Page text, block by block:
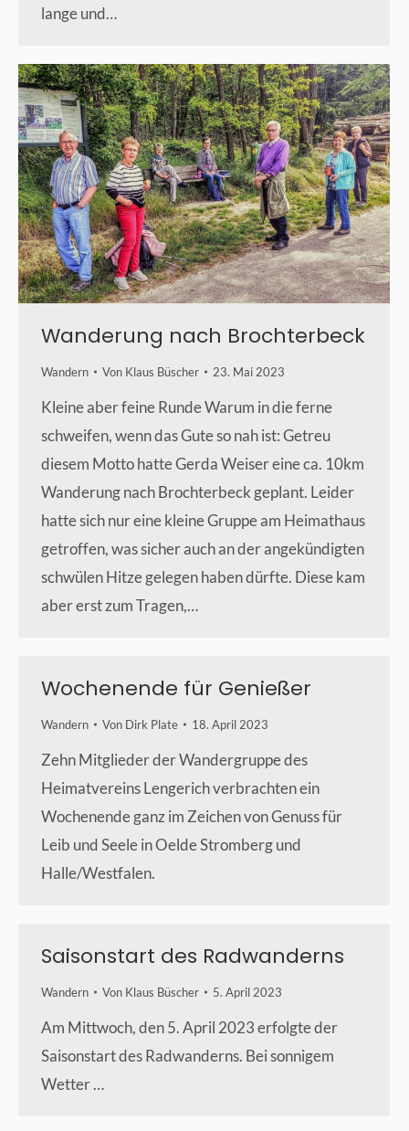
lange und…
Wanderung nach Brochterbeck
Wandern Von Klaus Büscher 23. Mai 2023
Kleine aber feine Runde Warum in die ferne
schweifen, wenn das Gute so nah ist: Getreu
diesem Motto hatte Gerda Weiser eine ca. 10km
Wanderung nach Brochterbeck geplant. Leider
hatte sich nur eine kleine Gruppe am Heimathaus
getroffen, was sicher auch an der angekündigten
schwülen Hitze gelegen haben dürfte. Diese kam
aber erst zum Tragen,…
Wochenende für Genießer
Wandern Von Dirk Plate 18. April 2023
Zehn Mitglieder der Wandergruppe des
Heimatvereins Lengerich verbrachten ein
Wochenende ganz im Zeichen von Genuss für
Leib und Seele in Oelde Stromberg und
Halle/Westfalen.
Saisonstart des Radwanderns
Wandern Von Klaus Büscher 5. April 2023
Am Mittwoch, den 5. April 2023 erfolgte der
Saisonstart des Radwanderns. Bei sonnigem
Wetter …